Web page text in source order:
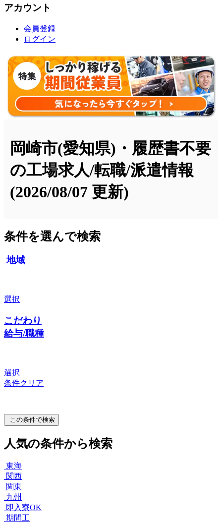
アカウント
会員登録
ログイン
岡崎市(愛知県)・履歴書不要
の工場求人/転職/派遣情報
(2026/08/07 更新)
条件を選んで検索
地域
選択
こだわり
給与/職種
選択
条件クリア
この条件で検索
人気の条件から検索
東海
関西
関東
九州
即入寮OK
期間工